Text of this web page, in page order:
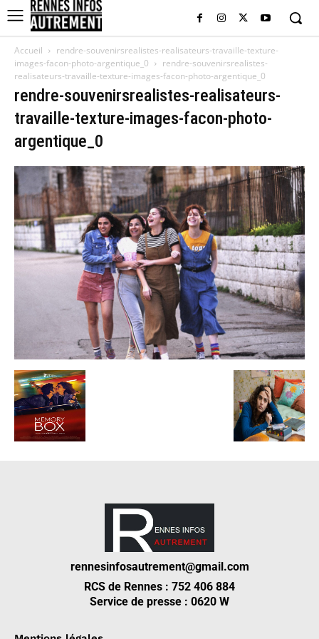
Accueil
rendre-souvenirsrealistes-realisateurs-travaille-texture-
images-facon-photo-argentique_0
rendre-souvenirsrealistes-
realisateurs-travaille-texture-images-facon-photo-argentique_0
rendre-souvenirsrealistes-realisateurs-
travaille-texture-images-facon-photo-
argentique_0
rennesinfosautrement@gmail.com
RCS de Rennes : 752 406 884
Service de presse : 0620 W